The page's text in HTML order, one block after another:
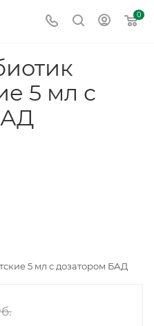
0
5 мл с
5 мл с дозатором БАД